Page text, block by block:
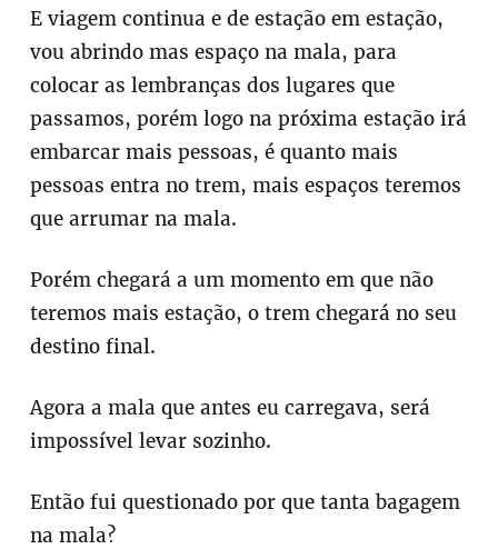
E viagem continua e de estação em estação,
vou abrindo mas espaço na mala, para
colocar as lembranças dos lugares que
passamos, porém logo na próxima estação irá
embarcar mais pessoas, é quanto mais
pessoas entra no trem, mais espaços teremos
que arrumar na mala.
Porém chegará a um momento em que não
teremos mais estação, o trem chegará no seu
destino final.
Agora a mala que antes eu carregava, será
impossível levar sozinho.
Então fui questionado por que tanta bagagem
na mala?